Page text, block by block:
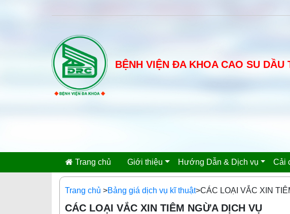
BỆNH VIỆN ĐA KHOA CAO SU DẦU
Trang chủ Giới thiệu Hướng Dẫn & Dịch vụ Cải
Trang chủ >Bảng giá dịch vụ kĩ thuật>CÁC LOẠI VẮC XIN
CÁC LOẠI VẮC XIN TIÊM NGỪA DỊCH VỤ